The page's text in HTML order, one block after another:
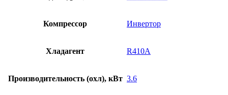
Компрессор Инвертор
Хладагент R410A
Производительность (охл), кВт 3.6